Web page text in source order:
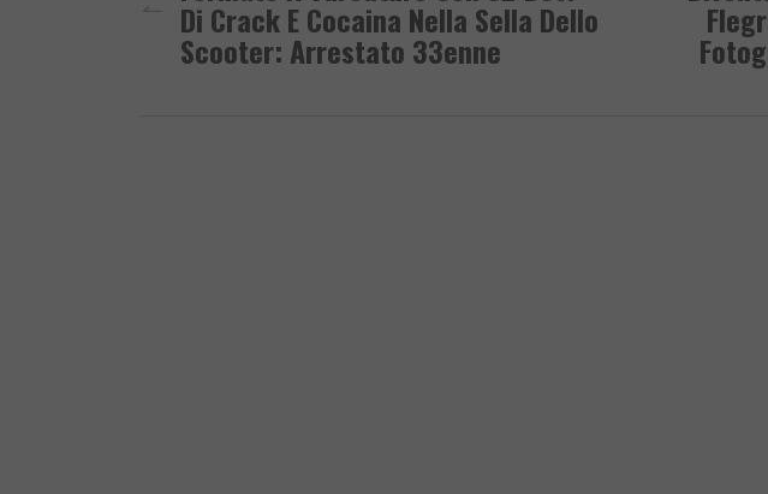
Di Crack E Cocaina Nella Sella Dello
Scooter: Arrestato 33enne